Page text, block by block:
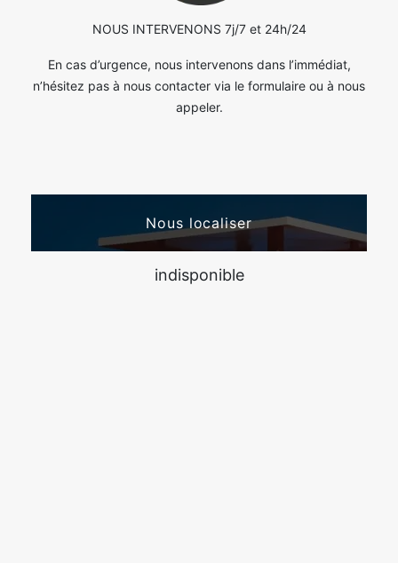
NOUS INTERVENONS 7j/7 et 24h/24
En cas d’urgence, nous intervenons dans l’immédiat,
n’hésitez pas à nous contacter via le formulaire ou à nous
appeler.
Nous localiser
indisponible